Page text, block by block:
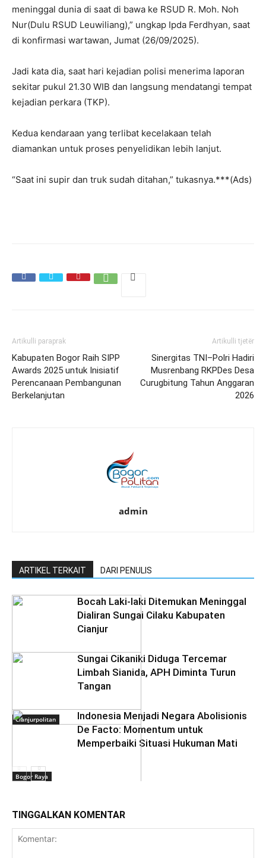
meninggal dunia di saat di bawa ke RSUD R. Moh. Noh
Nur(Dulu RSUD Leuwiliang),” ungkap Ipda Ferdhyan, saat
di konfirmasi wartawan, Jumat (26/09/2025).
Jadi kata dia, saat hari kejadian polisi menerima laporan
sekitar pukul 21.30 WIB dan langsung mendatangi tempat
kejadian perkara (TKP).
Kedua kendaraan yang terlibat kecelakaan telah
diamankan untuk proses penyelidikan lebih lanjut.
“Saat ini supir dan truk sudah ditahan,” tukasnya.***(Ads)
Artikulli paraprak
Kabupaten Bogor Raih SIPP
Awards 2025 untuk Inisiatif
Perencanaan Pembangunan
Berkelanjutan
Artikulli tjetër
Sinergitas TNI–Polri Hadiri
Musrenbang RKPDes Desa
Curugbitung Tahun Anggaran
2026
admin
ARTIKEL TERKAIT DARI PENULIS
Cianjurpolitan
Bocah Laki-laki Ditemukan Meninggal
Dialiran Sungai Cilaku Kabupaten
Cianjur
Bogor Raya
Sungai Cikaniki Diduga Tercemar
Limbah Sianida, APH Diminta Turun
Tangan
Daerah
‎Indonesia Menjadi Negara Abolisionis
De Facto: Momentum untuk
Memperbaiki Situasi Hukuman Mati
TINGGALKAN KOMENTAR